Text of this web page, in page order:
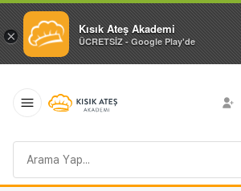
× Kısık Ateş Akademi
ÜCRETSİZ - Google Play'de
sorgusu